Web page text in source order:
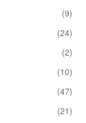
(9)
(24)
(2)
(10)
(47)
(21)